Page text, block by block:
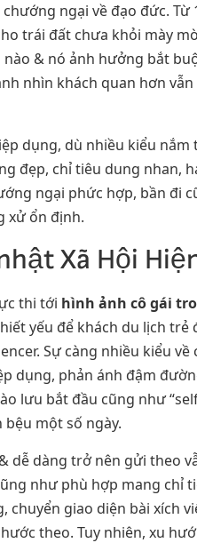
ngại về đạo đức.
trái đất chưa khỏi mày
& nó ảnh hưởng bắt
nhìn khách quan hơn
dụng, dù nhiều kiểu nắm
đẹp, chỉ tiêu dung nhan,
ngại phức hợp, bần đi
xử ổn định.
Xã Hội
thi tới hình ảnh cô gái
yếu để khách du lịch trẻ
Sự càng nhiều kiểu
dụng, phản ánh đậm
bắt đầu cũng như
một số ngày.
dễ dàng trở nên gửi theo
như phù hợp mang chỉ
giao diện bài xích
theo. Tuy nhiên, xu